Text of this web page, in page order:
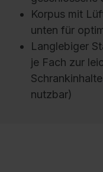
Korpus mit
unten für
Langlebiger
je Fach zur
nutzbar)